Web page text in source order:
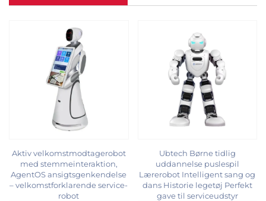
Aktiv velkomstmodtagerobot
med stemmeinteraktion,
AgentOS ansigtsgenkendelse
– velkomstforklarende service-
robot
Ubtech Børne tidlig
uddannelse puslespil
Lærerobot Intelligent sang og
dans Historie legetøj Perfekt
gave til serviceudstyr